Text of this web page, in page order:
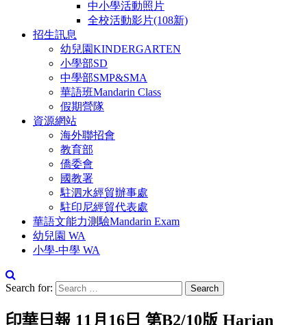
中小學活動照片
全校活動影片(108新)
招生訊息
幼兒園KINDERGARTEN
小學部SD
中學部SMP&SMA
華語班Mandarin Class
假期營隊
資源網站
海外聯招會
教育部
僑委會
國教署
駐泗水經貿辦事處
駐印尼經貿代表處
華語文能力測驗Mandarin Exam
幼兒園 WA
小學-中學 WA
Search for:
印華日報 11月16日 第B2/10版 Harian